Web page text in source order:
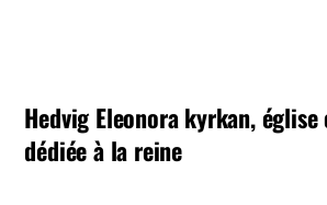
Hedvig Eleonora kyrkan,
dédiée à la reine